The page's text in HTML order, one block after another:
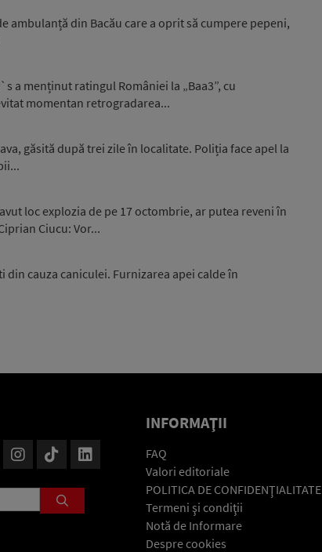
ambulanță din Bacău care a oprit să cumpere pepeni,
a menținut ratingul României la „Baa3”, cu
momentan retrogradarea...
găsită după trei zile în localitate. Poliția face apel la
loc explozia de pe 17 octombrie, ar putea reveni în
Ciucu: Vor...
din cauza caniculei. Furnizarea apei calde în
INFORMAŢII
FAQ
Valori editoriale
POLITICA DE CONFIDENŢIALITATE
Termeni şi condiţii
Notă de Informare
Despre cookies